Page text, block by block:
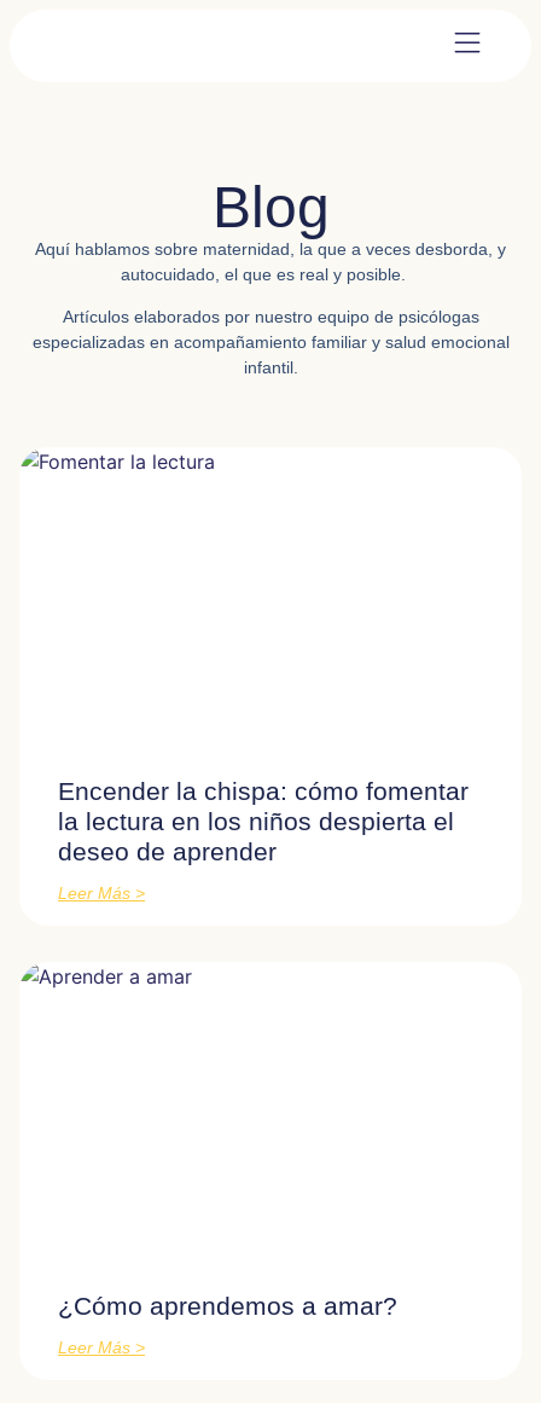
Blog
Aquí hablamos sobre maternidad, la que a veces desborda, y
autocuidado, el que es real y posible.
Artículos elaborados por nuestro equipo de psicólogas
especializadas en acompañamiento familiar y salud emocional
infantil.
Encender la chispa: cómo fomentar
la lectura en los niños despierta el
deseo de aprender
Leer Más >
¿Cómo aprendemos a amar?
Leer Más >